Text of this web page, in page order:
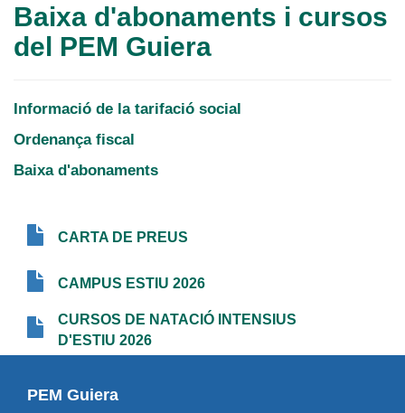
Baixa d'abonaments i cursos
del PEM Guiera
Informació de la tarifació social
Ordenança fiscal
Baixa d'abonaments
CARTA DE PREUS
CAMPUS ESTIU 2026
CURSOS DE NATACIÓ INTENSIUS
D'ESTIU 2026
PEM Guiera